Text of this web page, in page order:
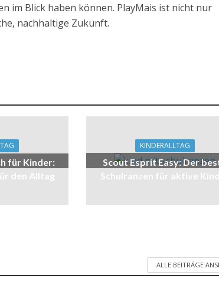
im Blick haben können. PlayMais ist nicht nur
nachhaltige Zukunft.
für Kinder:
den Alltag
KINDERALLTAG
Scout Esprit Easy: Der
Schulranzen für aktive
ALLE BEITRÄGE